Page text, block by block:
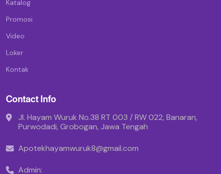
Katalog
Promosi
Video
Loker
Kontak
Contact Info
Jl. Hayam Wuruk No.38 RT 003 / RW 022, Banaran,
Purwodadi, Grobogan, Jawa Tengah
Apotekhayamwuruk8@gmail.com
Admin: